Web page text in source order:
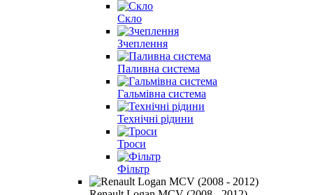
Скло
Зчеплення
Паливна система
Гальмівна система
Технічні рідини
Троси
Фільтр